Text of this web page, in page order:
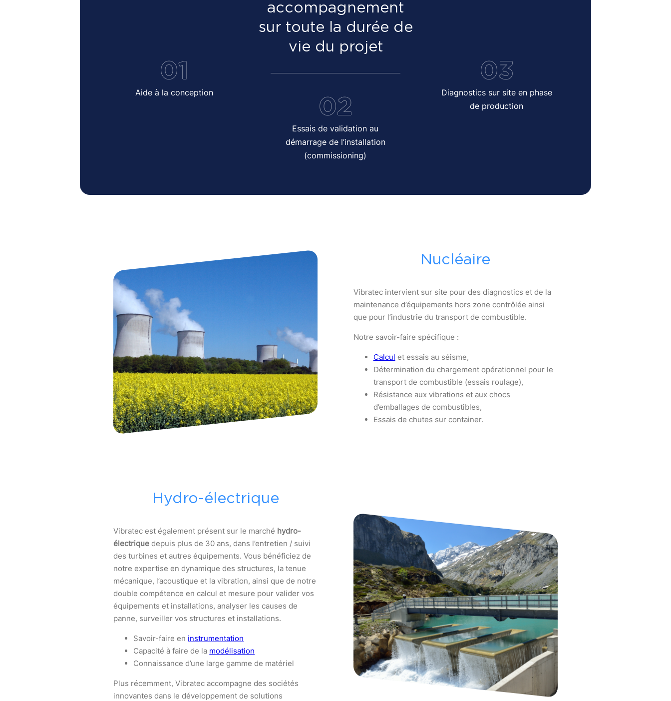
accompagnement
sur toute la durée de
vie du projet
01
Aide à la conception
02
Essais de validation au
démarrage de l’installation
(commissioning)
03
Diagnostics sur site en phase
de production
Nucléaire
Vibratec intervient sur site pour des diagnostics et de la
maintenance d’équipements hors zone contrôlée ainsi
que pour l’industrie du transport de combustible.
Notre savoir-faire spécifique :
Calcul et essais au séisme,
Détermination du chargement opérationnel pour le
transport de combustible (essais roulage),
Résistance aux vibrations et aux chocs
d’emballages de combustibles,
Essais de chutes sur container.
Hydro-électrique
Vibratec est également présent sur le marché hydro-
électrique depuis plus de 30 ans, dans l’entretien / suivi
des turbines et autres équipements. Vous bénéficiez de
notre expertise en dynamique des structures, la tenue
mécanique, l’acoustique et la vibration, ainsi que de notre
double compétence en calcul et mesure pour valider vos
équipements et installations, analyser les causes de
panne, surveiller vos structures et installations.
Savoir-faire en instrumentation
Capacité à faire de la modélisation
Connaissance d’une large gamme de matériel
Plus récemment, Vibratec accompagne des sociétés
innovantes dans le développement de solutions